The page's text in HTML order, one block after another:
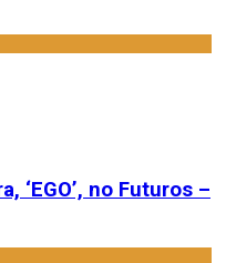
‘EGO’, no Futuros –